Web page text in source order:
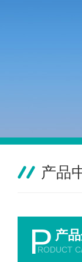
产品
P 产
RODUCT